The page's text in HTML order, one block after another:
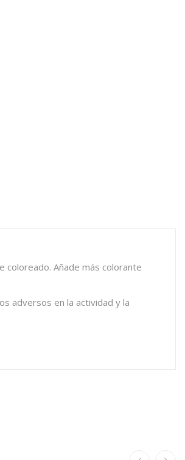
coloreado. Añade más colorante
adversos en la actividad y la